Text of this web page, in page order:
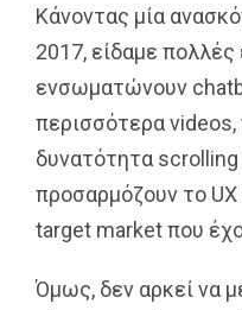
Κάνοντας μία
2017, είδαμε πολλές
ενσωματώνουν
περισσότερα videos,
δυνατότητα scrolling
προσαρμόζουν το UX
target market που
Όμως, δεν αρκεί να